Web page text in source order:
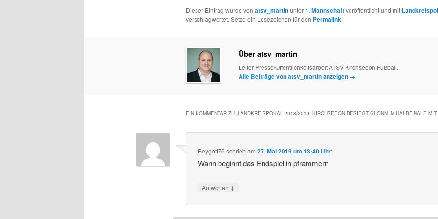
Dieser Eintrag wurde von atsv_martinunter1. Mannschaftveröffentlicht und mit
verschlagwortet. Setze ein Lesezeichen für den Permalink.
Über atsv_martin
Leiter Presse/Öffentlichkeitsarbeit ATSV Kirchseeon Fußball.
Alle Beiträge von atsv_martin anzeigen →
EIN KOMMENTAR ZU „LANDKREISPOKAL 2018/2019: KIRCHSEEON BESIEGT GLONN IM HALBFINALE MIT
Beygott76 schriebam27. Mai 2019 um 13:40 Uhr:
Wann beginnt das Endspiel in pframmern
Antworten ↓